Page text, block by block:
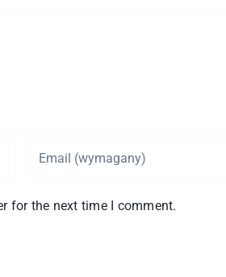
for the next time I comment.